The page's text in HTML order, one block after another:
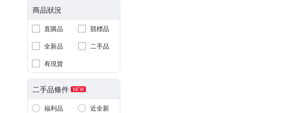
商品狀況
直購品
競標品
全新品
二手品
有現貨
二手品條件 NEW
福利品
近全新